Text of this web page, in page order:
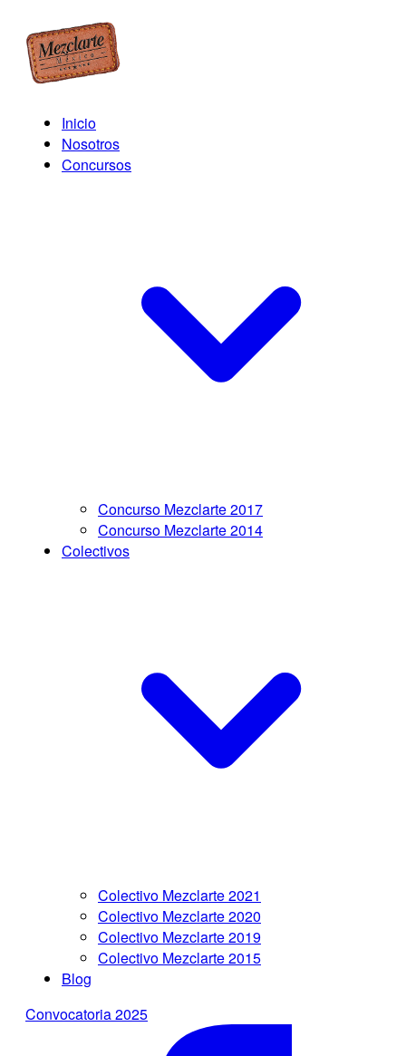
Inicio
Nosotros
Concursos
Concurso Mezclarte 2017
Concurso Mezclarte 2014
Colectivos
Colectivo Mezclarte 2021
Colectivo Mezclarte 2020
Colectivo Mezclarte 2019
Colectivo Mezclarte 2015
Blog
Convocatoria 2025